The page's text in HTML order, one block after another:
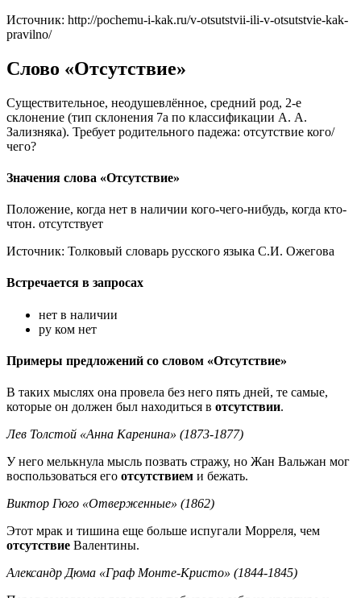
Источник: http://pochemu-i-kak.ru/v-otsutstvii-ili-v-otsutstvie-kak-
pravilno/
Слово «Отсутствие»
Существительное, неодушевлённое, средний род, 2-е
склонение (тип склонения 7a по классификации А. А.
Зализняка). Требует родительного падежа: отсутствие кого/
чего?
Значения слова «Отсутствие»
Положение, когда нет в наличии кого-чего-нибудь, когда кто-
чтон. отсутствует
Источник: Толковый словарь русского языка С.И. Ожегова
Встречается в запросах
нет в наличии
ру ком нет
Примеры предложений со словом «Отсутствие»
В таких мыслях она провела без него пять дней, те самые,
которые он должен был находиться в отсутствии.
Лев Толстой «Анна Каренина» (1873-1877)
У него мелькнула мысль позвать стражу, но Жан Вальжан мог
воспользоваться его отсутствием и бежать.
Виктор Гюго «Отверженные» (1862)
Этот мрак и тишина еще больше испугали Морреля, чем
отсутствие Валентины.
Александр Дюма «Граф Монте-Кристо» (1844-1845)